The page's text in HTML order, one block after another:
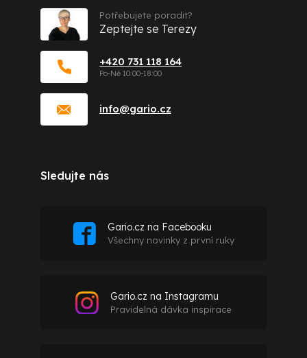
info@gario.cz
+420 731 118 164
Potřebujete poradit?
Zeptejte se Terezy
Sledujte nás
Gario.cz na Facebooku
Všechny novinky z první ruky
Gario.cz na Instagramu
Pravidelná dávka inspirace